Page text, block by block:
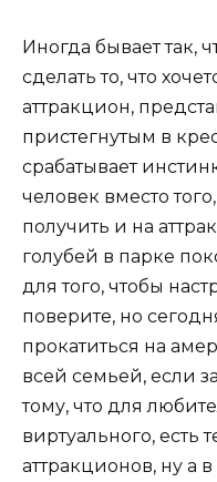
Иногда бывает так,
сделать то, что
аттракцион,
пристегнутым в
срабатывает
человек вместо
получить и на
голубей в парке
для того, чтобы
поверите, но
прокатиться на
всей семьей, если
тому, что для
виртуального, есть
аттракционов, ну а